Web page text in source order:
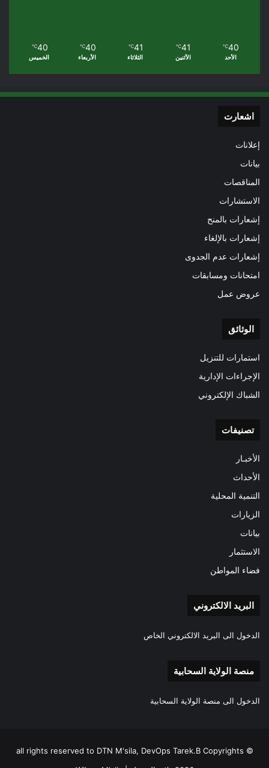
40
℃
الأحد
41
℃
الأثنين
41
℃
الثلاثاء
40
℃
الأربعاء
40
℃
الخميس
اشعارت
إعلانات
بيانات
المناقصات
الاستشارات
إشعارات بالمنح
إشعارات بالإلغاء
إشعارات عدم الجدوى
امتحانات ومسابقات
عروض عمل
الوثائق
استمارات للتنزيل
الإجراءات الإدارية
الشباك الإلكتروني
تصنيفات
الأخبـار
الأحداث
التنمية المحلية
الزيارات
بيانات
الاستثمار
فضاء المواطن
البريد الالكتروني
الدخول الى البريد الالكتروني الخاص
منصة الولاية السحابية
الدخول الى منصة الولاية السحابية
all rights reserved to DTN M'sila, DevOps Tarek.B Copyrights ©